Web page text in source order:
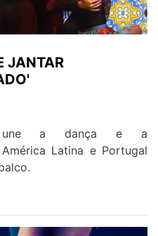
JANTAR
une a dança e a
Latina e Portugal